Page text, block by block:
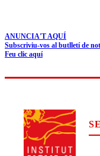
ANUNCIA'T AQUÍ
Subscriviu-vos al butlletí de
Feu clic aquí